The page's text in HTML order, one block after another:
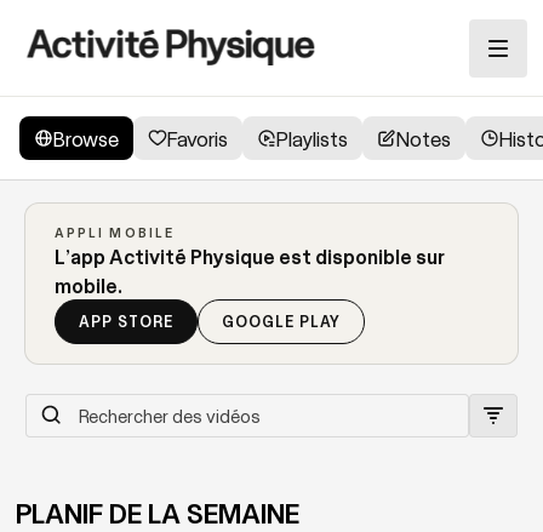
Browse Favoris Playlists Notes
Summer Snacks
APPLI MOBILE
L’app Activité Physique est disponible sur
mobile.
APP STORE GOOGLE PLAY
PLANIF DE LA SEMAINE